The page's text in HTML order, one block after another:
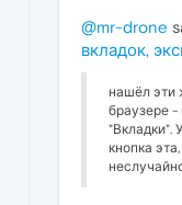
@mr-drone
вкладок,
нашёл эти
браузере -
"Вкладки".
кнопка